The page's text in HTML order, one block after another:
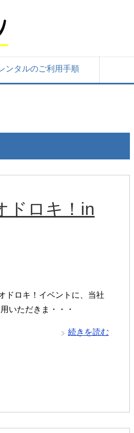
ンタルのご利用手順
ドロキ！in
ドロキ！イベントに、当社
いただきま・・・
続きを読む